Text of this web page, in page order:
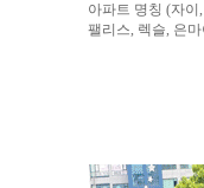
아파트 명칭 (자이
팰리스, 렉슬, 은